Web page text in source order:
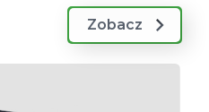
Zobacz